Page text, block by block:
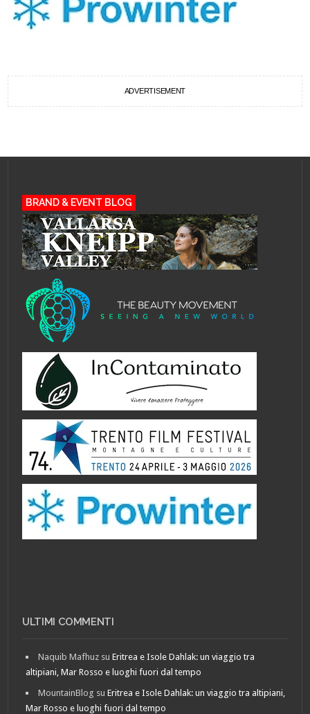
ADVERTISEMENT
BRAND & EVENT BLOG
ULTIMI COMMENTI
Naquib Mafhuz suEritrea e Isole Dahlak: un viaggio tra
altipiani, Mar Rosso e luoghi fuori dal tempo
MountainBlog suEritrea e Isole Dahlak: un viaggio tra altipiani,
Mar Rosso e luoghi fuori dal tempo